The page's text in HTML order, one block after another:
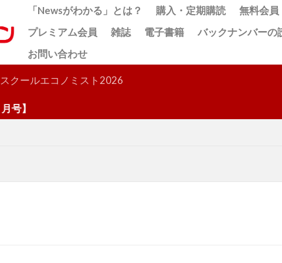
「Newsがわかる」とは？ 購入・定期購読
無料会員
プレミアム会員
雑誌 電子書籍
バックナンバーの
お問い合わせ
スクールエコノミスト2026
検索